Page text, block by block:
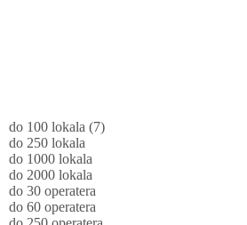
do 100 lokala (7)
do 250 lokala
do 1000 lokala
do 2000 lokala
do 30 operatera
do 60 operatera